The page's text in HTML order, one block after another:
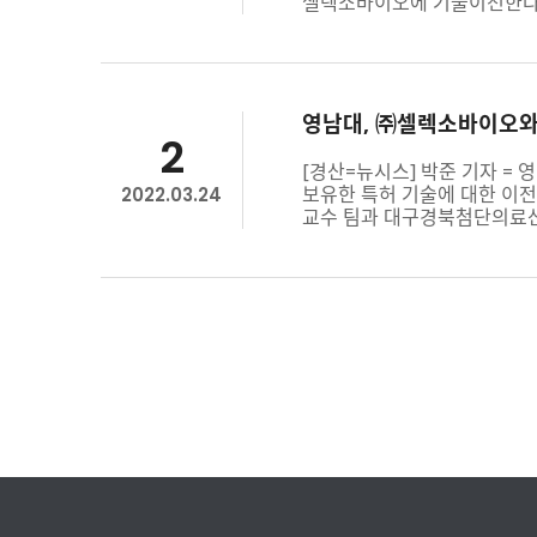
2
2022.03.24
영남대, ㈜셀렉소바이오
[경산=뉴시스] 박준 기자 =
보유한 특허 기술에 대한 이
교수 팀과 대구경북첨단의료